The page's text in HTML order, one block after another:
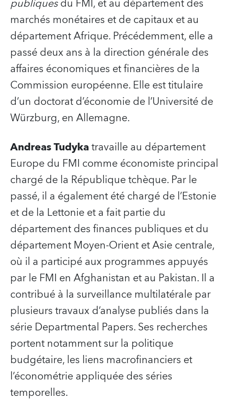
marchés monétaires et de capitaux et au
département Afrique. Précédemment, elle a
passé deux ans à la direction générale des
affaires économiques et financières de la
Commission européenne. Elle est titulaire
d’un doctorat d’économie de l’Université de
Würzburg, en Allemagne.
Andreas Tudykatravaille au département
Europe du FMI comme économiste principal
chargé de la République tchèque. Par le
passé, il a également été chargé de l’Estonie
et de la Lettonie et a fait partie du
département des finances publiques et du
département Moyen-Orient et Asie centrale,
où il a participé aux programmes appuyés
par le FMI en Afghanistan et au Pakistan. Il a
contribué à la surveillance multilatérale par
plusieurs travaux d’analyse publiés dans la
série Departmental Papers. Ses recherches
portent notamment sur la politique
budgétaire, les liens macrofinanciers et
l’économétrie appliquée des séries
temporelles.